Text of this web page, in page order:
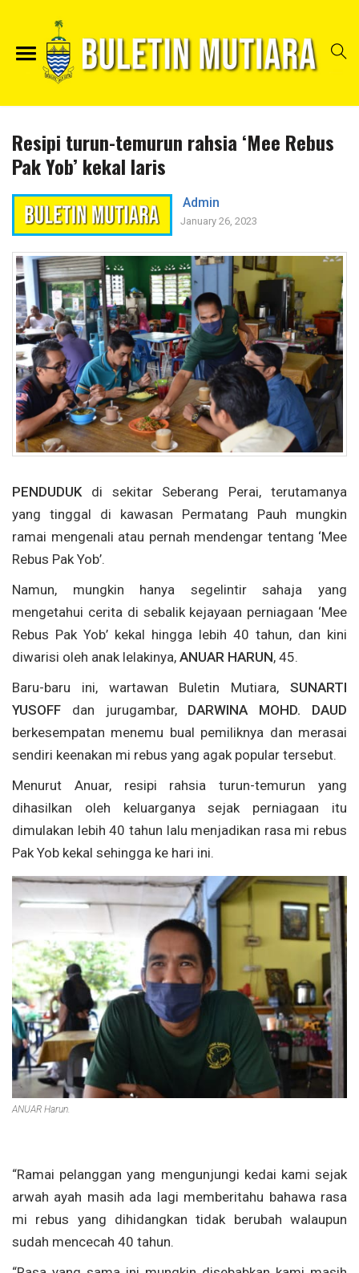
Resipi turun-temurun rahsia ‘Mee Rebus
Pak Yob’ kekal laris
Admin
January 26, 2023
PENDUDUK di sekitar Seberang Perai, terutamanya
yang tinggal di kawasan Permatang Pauh mungkin
ramai mengenali atau pernah mendengar tentang ‘Mee
Rebus Pak Yob’.
Namun, mungkin hanya segelintir sahaja yang
mengetahui cerita di sebalik kejayaan perniagaan ‘Mee
Rebus Pak Yob’ kekal hingga lebih 40 tahun, dan kini
diwarisi oleh anak lelakinya, ANUAR HARUN, 45.
Baru-baru ini, wartawan Buletin Mutiara, SUNARTI
YUSOFF dan jurugambar, DARWINA MOHD. DAUD
berkesempatan menemu bual pemiliknya dan merasai
sendiri keenakan mi rebus yang agak popular tersebut.
Menurut Anuar, resipi rahsia turun-temurun yang
dihasilkan oleh keluarganya sejak perniagaan itu
dimulakan lebih 40 tahun lalu menjadikan rasa mi rebus
Pak Yob kekal sehingga ke hari ini.
ANUAR Harun.
“Ramai pelanggan yang mengunjungi kedai kami sejak
arwah ayah masih ada lagi memberitahu bahawa rasa
mi rebus yang dihidangkan tidak berubah walaupun
sudah mencecah 40 tahun.